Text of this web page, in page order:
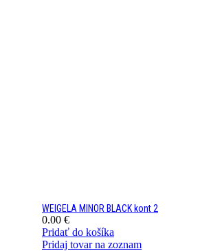
WEIGELA MINOR BLACK kont 2
0.00 €
Pridať do košíka
Pridaj tovar na zoznam